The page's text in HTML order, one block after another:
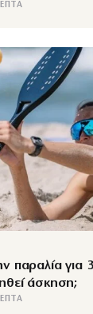
παραλία για
άσκηση;